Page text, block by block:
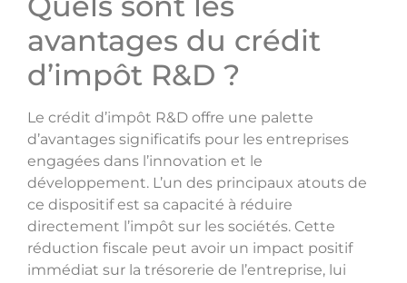
avantages du crédit
d’impôt R&D ?
Le crédit d’impôt R&D offre une palette
d’avantages significatifs pour les entreprises
engagées dans l’innovation et le
développement. L’un des principaux atouts de
ce dispositif est sa capacité à réduire
directement l’impôt sur les sociétés. Cette
réduction fiscale peut avoir un impact positif
immédiat sur la trésorerie de l’entreprise, lui